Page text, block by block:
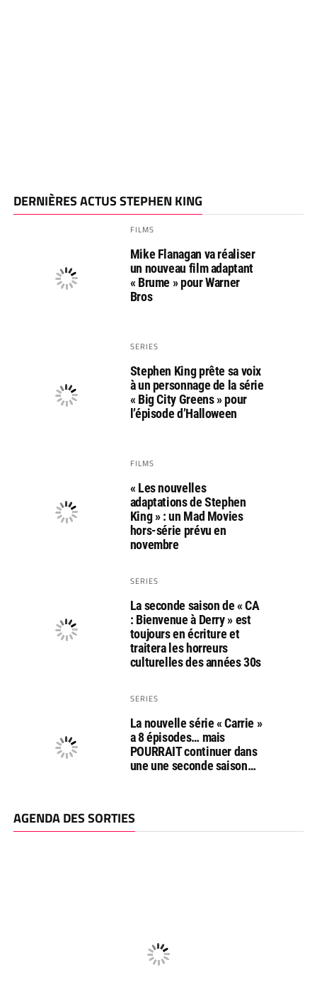
DERNIÈRES ACTUS STEPHEN KING
FILMS
Mike Flanagan va réaliser
un nouveau film adaptant
« Brume » pour Warner
Bros
SERIES
Stephen King prête sa voix
à un personnage de la série
« Big City Greens » pour
l’épisode d’Halloween
FILMS
« Les nouvelles
adaptations de Stephen
King » : un Mad Movies
hors-série prévu en
novembre
SERIES
La seconde saison de « CA
: Bienvenue à Derry » est
toujours en écriture et
traitera les horreurs
culturelles des années 30s
SERIES
La nouvelle série « Carrie »
a 8 épisodes… mais
POURRAIT continuer dans
une une seconde saison…
AGENDA DES SORTIES